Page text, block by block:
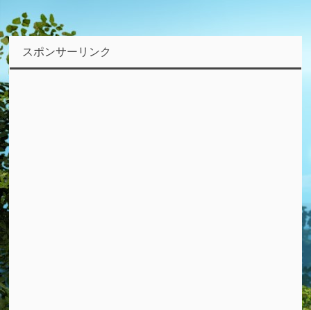
スポンサーリンク